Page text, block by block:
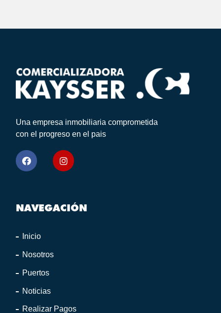
Una empresa inmobiliaria comprometida
con el progreso en el pais
NAVEGACIÓN
Inicio
Nosotros
Puertos
Noticias
Realizar Pagos